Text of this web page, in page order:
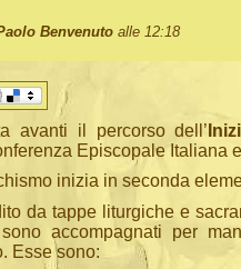
Benvenuto alle 12:18
avanti il percorso dell’
Episcopale Italiana
inizia in seconda
da tappe liturgiche e
accompagnati per
Esse sono: